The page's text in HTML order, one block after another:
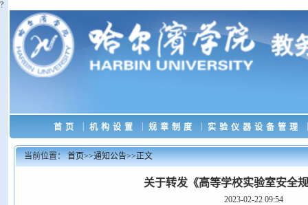
?
首页 机构设置 规章制度 实验仪器设备管理
当前位置：首页>>通知公告>>正文
关于转发《高等学校实验室安全
2023-02-22 09:54